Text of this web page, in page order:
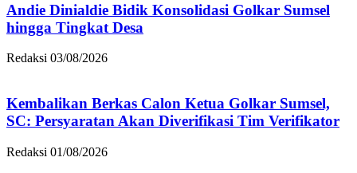
Andie Dinialdie Bidik Konsolidasi Golkar Sumsel
hingga Tingkat Desa
Redaksi 03/08/2026
Kembalikan Berkas Calon Ketua Golkar Sumsel,
SC: Persyaratan Akan Diverifikasi Tim Verifikator
Redaksi 01/08/2026